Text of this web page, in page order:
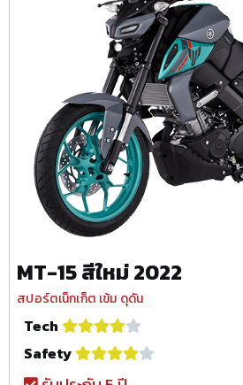
MT-15 สีใหม่ 2022
สปอร์ตเน็กเก็ต เข้ม ดุดัน
Tech
Safety